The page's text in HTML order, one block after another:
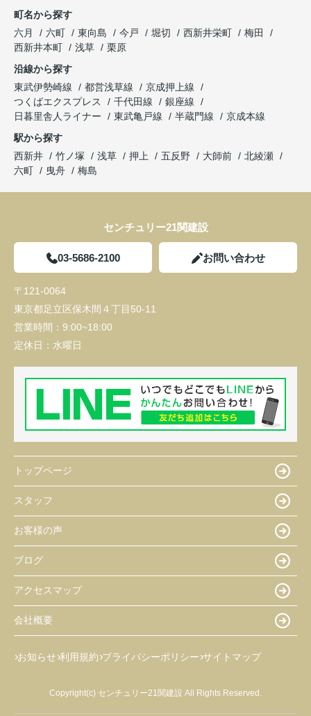
町名から探す
六月
六町 東向島 今戸 堀切 西新井栄町
梅田
西新井本町
浅草
栗原
沿線から探す
東武伊勢崎線
都営浅草線
京成押上線
つくばエクスプレス
千代田線
銀座線
日暮里舎人ライナー
東武亀戸線 半蔵門線
京成本線
駅から探す
西新井
竹ノ塚 浅草 押上 五反野 大師前
北綾瀬
六町
曳舟 梅島
センチュリー21関建設
03-5686-2100 お問い合わせ
〒121-0064
東京都足立区保木間４丁目50-11
営業時間： 9:00~18:00
定休日： 水曜日
トップページ
スタッフ
お客様の声
ブログ
アクセスマップ
会社概要
お知らせ 利用規約 プライバシーポリシー サイトマップ
Copyright(c) センチュリー21関建設 All Rights Reserved.